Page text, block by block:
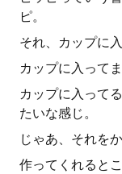
ピ。
それ、カップに
カップに入ってま
カップに入って
たいな感じ。
じゃあ、それを
作ってくれると